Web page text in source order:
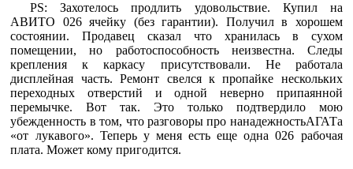
PS: Захотелось продлить удовольствие. Купил на
АВИТО 026 ячейку (без гарантии). Получил в хорошем
состоянии. Продавец сказал что хранилась в сухом
помещении, но работоспособность неизвестна. Следы
крепления к каркасу присутствовали. Не работала
дисплейная часть. Ремонт свелся к пропайке нескольких
переходных отверстий и одной неверно припаянной
перемычке. Вот так. Это только подтвердило мою
убежденность в том, что разговоры про нанадежностьАГАТа
«от лукавого». Теперь у меня есть еще одна 026 рабочая
плата. Может кому пригодится.